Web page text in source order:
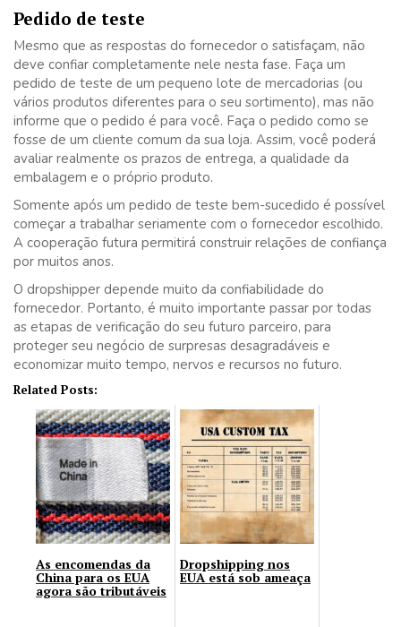
Pedido de teste
Mesmo que as respostas do fornecedor o satisfaçam, não
deve confiar completamente nele nesta fase. Faça um
pedido de teste de um pequeno lote de mercadorias (ou
vários produtos diferentes para o seu sortimento), mas não
informe que o pedido é para você. Faça o pedido como se
fosse de um cliente comum da sua loja. Assim, você poderá
avaliar realmente os prazos de entrega, a qualidade da
embalagem e o próprio produto.
Somente após um pedido de teste bem-sucedido é possível
começar a trabalhar seriamente com o fornecedor escolhido.
A cooperação futura permitirá construir relações de confiança
por muitos anos.
O dropshipper depende muito da confiabilidade do
fornecedor. Portanto, é muito importante passar por todas
as etapas de verificação do seu futuro parceiro, para
proteger seu negócio de surpresas desagradáveis e
economizar muito tempo, nervos e recursos no futuro.
Related Posts:
As encomendas da
China para os EUA
agora são tributáveis
Dropshipping nos
EUA está sob ameaça